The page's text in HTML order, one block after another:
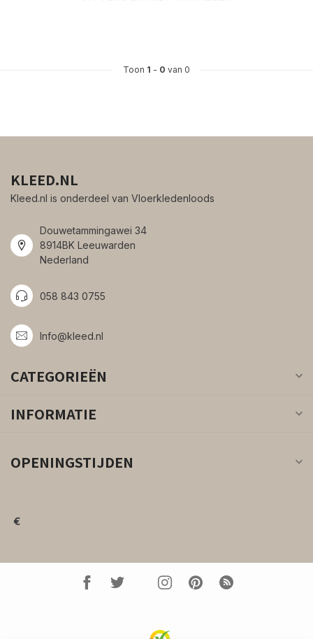
Toon 1 - 0 van 0
KLEED.NL
Kleed.nl is onderdeel van Vloerkledenloods
Douwetammingawei 34
8914BK Leeuwarden
Nederland
058 843 0755
Info@kleed.nl
CATEGORIEËN
INFORMATIE
OPENINGSTIJDEN
€